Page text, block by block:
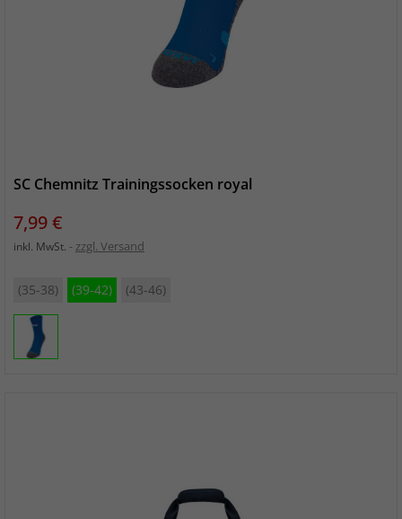
SC Chemnitz Trainingssocken royal
Preis
7,99 €
inkl. MwSt. zzgl. Versand
(35-38) (39-42) (43-46)